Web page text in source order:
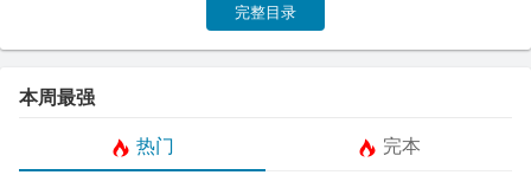
完整目录
本周最强
热门 完本